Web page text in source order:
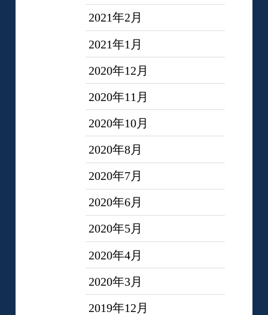
2021年2月
2021年1月
2020年12月
2020年11月
2020年10月
2020年8月
2020年7月
2020年6月
2020年5月
2020年4月
2020年3月
2019年12月